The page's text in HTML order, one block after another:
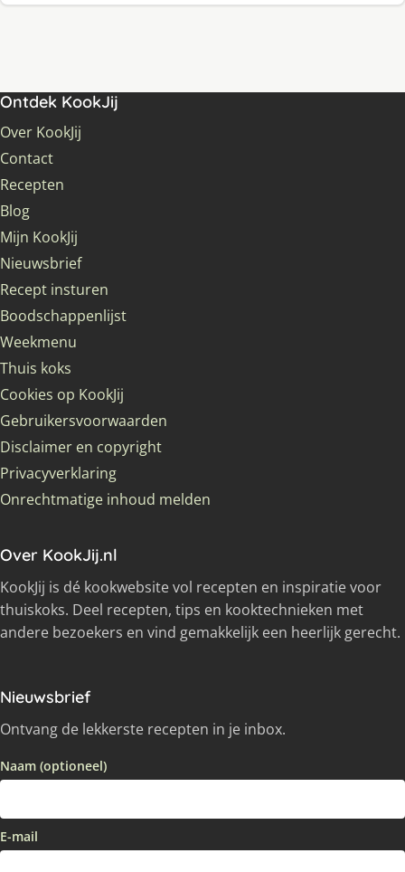
Ontdek KookJij
Over KookJij
Contact
Recepten
Blog
Mijn KookJij
Nieuwsbrief
Recept insturen
Boodschappenlijst
Weekmenu
Thuis koks
Cookies op KookJij
Gebruikersvoorwaarden
Disclaimer en copyright
Privacyverklaring
Onrechtmatige inhoud melden
Over KookJij.nl
KookJij is dé kookwebsite vol recepten en inspiratie voor
thuiskoks. Deel recepten, tips en kooktechnieken met
andere bezoekers en vind gemakkelijk een heerlijk gerecht.
Nieuwsbrief
Ontvang de lekkerste recepten in je inbox.
Naam (optioneel)
E-mail